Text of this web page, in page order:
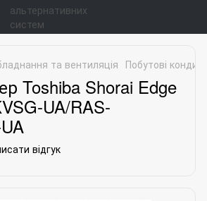
та вентиляція Побутові
Toshiba Shorai Edge
UA/RAS-
відгук